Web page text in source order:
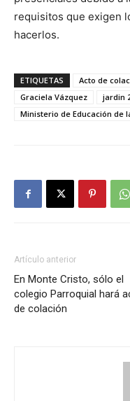
requisitos que exigen
hacerlos.
ETIQUETAS Acto de
Graciela Vázquez
jardin
Ministerio de Educación de
Artículo anterior
En Monte Cristo, sólo el
colegio Parroquial hará
de colación